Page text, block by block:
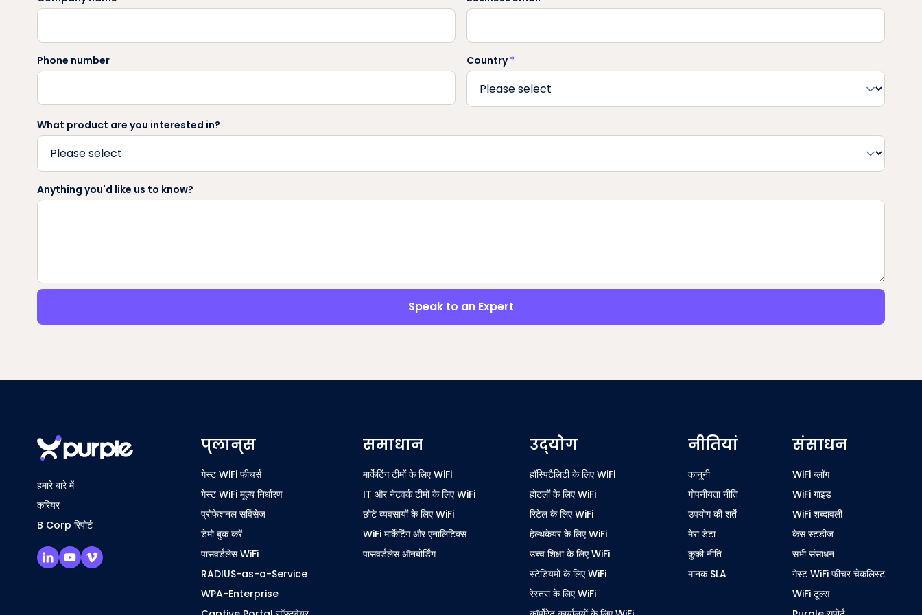
Phone number Country*
What product are you interested in?
Anything you'd like us to know?
Speak to an Expert
हमारे बारे में
करियर
B Corp रिपोर्ट
प्लान्स
गेस्ट WiFi फीचर्स
गेस्ट WiFi मूल्य निर्धारण
प्रोफेशनल सर्विसेज
डेमो बुक करें
पासवर्डलेस WiFi
RADIUS-as-a-Service
WPA-Enterprise
समाधान
मार्केटिंग टीमों के लिए WiFi
IT और नेटवर्क टीमों के लिए WiFi
छोटे व्यवसायों के लिए WiFi
WiFi मार्केटिंग और एनालिटिक्स
पासवर्डलेस ऑनबोर्डिंग
उद्योग
हॉस्पिटैलिटी के लिए WiFi
होटलों के लिए WiFi
रिटेल के लिए WiFi
हेल्थकेयर के लिए WiFi
उच्च शिक्षा के लिए WiFi
स्टेडियमों के लिए WiFi
रेस्तरां के लिए WiFi
नीतियां
कानूनी
गोपनीयता नीति
उपयोग की शर्तें
मेरा डेटा
कुकी नीति
मानक SLA
संसाधन
WiFi ब्लॉग
WiFi गाइड
WiFi शब्दावली
केस स्टडीज
सभी संसाधन
गेस्ट WiFi फीचर चेकलिस्ट
WiFi टूल्स